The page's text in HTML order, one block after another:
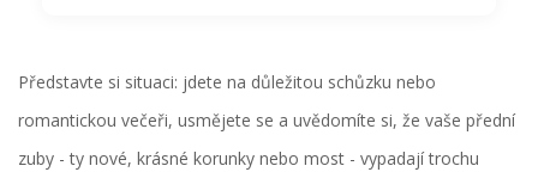
Představte si situaci: jdete na důležitou schůzku nebo
romantickou večeři, usmějete se a uvědomíte si, že vaše přední
zuby - ty nové, krásné korunky nebo most - vypadají trochu